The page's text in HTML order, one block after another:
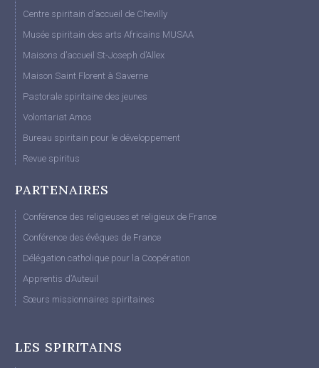
Centre spiritain d’accueil de Chevilly
Musée spiritain des arts Africains MUSAA
Maisons d’accueil St-Joseph d’Allex
Maison Saint Florent à Saverne
Pastorale spiritaine des jeunes
Volontariat Amos
Bureau spiritain pour le développement
Revue spiritus
PARTENAIRES
Conférence des religieuses et religieux de France
Conférence des évêques de France
Délégation catholique pour la Coopération
Apprentis d’Auteuil
Sœurs missionnaires spiritaines
LES SPIRITAINS